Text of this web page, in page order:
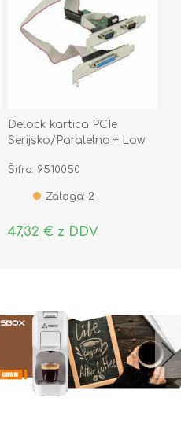
Delock kartica PCIe
Serijsko/Paralelna + Low
Šifra: 9510050
Zaloga: 2
47,32 € z DDV